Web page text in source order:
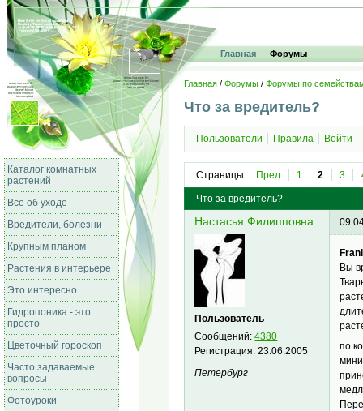
Главная Форумы
Каталог комнатных
растений
Все об уходе
Вредители, болезни
Крупным планом
Растения в интерьере
Это интересно
Гидропоника - это
просто
Цветочный гороскоп
Часто задаваемые
вопросы
Фотоуроки
Главная / Форумы / Форумы по
Что за вредитель?
Пользователи Правила Войти
Страницы: Пред. 1 2 3
Что за вредитель?
Настасья Филипповна
Пользователь
Сообщений:4380
Регистрация:23.06.2005
Петербург
Вы
по